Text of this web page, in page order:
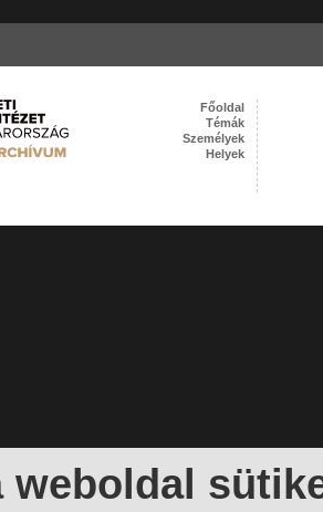
weboldal
Főoldal
Témák
Személyek
Helyek